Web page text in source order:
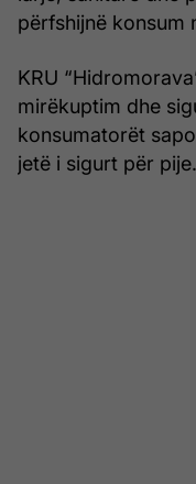
përfshijnë konsum
KRU
mirëkuptim dhe
konsumatorët
jetë i sigurt për